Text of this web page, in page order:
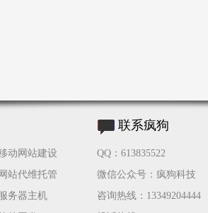
动网站建设
网站代维托管
务器主机
联系疯狗
QQ：613835522
微信公众号：疯狗科技
咨询热线：13349204444